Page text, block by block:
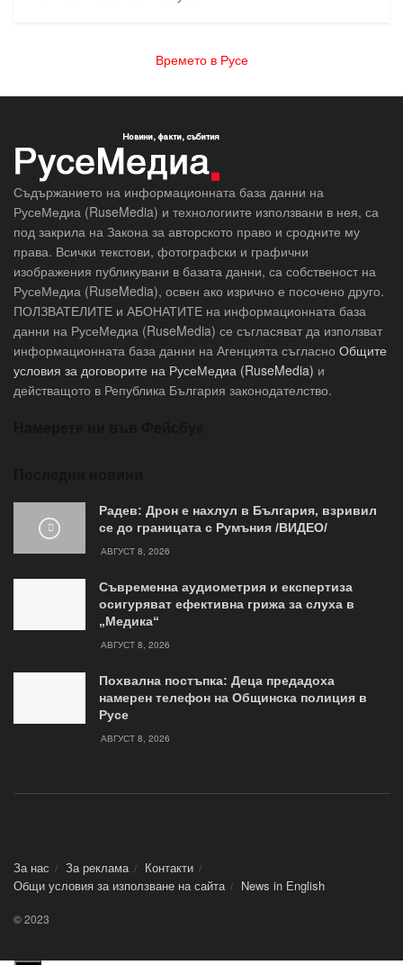
Времето в Русе
Съдържанието на информационната база данни на
РусеМедиа (RuseMedia) и технологиите използвани в нея, са
под закрила на Закона за авторското право и сродните му
права. Всички текстови, фотографски и графични
изображения публикувани в базата данни, са собственост на
РусеМедиа (RuseMedia), освен ако изрично е посочено друго.
ПОЛЗВАТЕЛИТЕ и АБОНАТИТЕ на информационната база
данни на РусеМедиа (RuseMedia) се съгласяват да използват
информационната база данни на Агенцията съгласно Общите
условия за договорите на РусеМедиа (RuseMedia) и
действащото в Република България законодателство.
Радев: Дрон е нахлул в България, взривил
се до границата с Румъния /ВИДЕО/
АВГУСТ 8, 2026
Съвременна аудиометрия и експертиза
осигуряват ефективна грижа за слуха в
„Медика“
АВГУСТ 8, 2026
Похвална постъпка: Деца предадоха
намерен телефон на Общинска полиция в
Русе
АВГУСТ 8, 2026
За нас За реклама
Контакти
Общи условия за използване на сайта
News in Еnglish
© 2023